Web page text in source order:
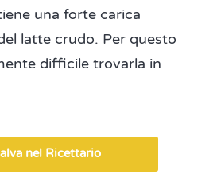
una forte carica
latte crudo. Per questo
difficile trovarla in
nel Ricettario